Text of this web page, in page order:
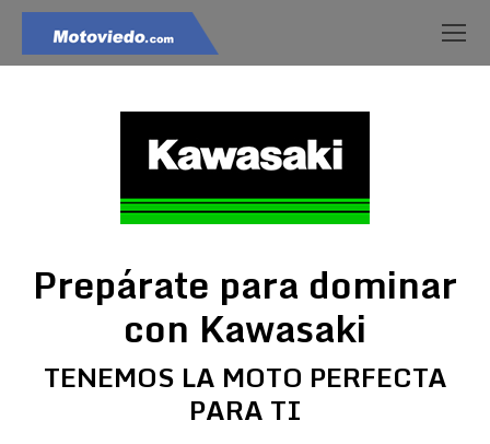
Prepárate para dominar
con Kawasaki
TENEMOS LA MOTO PERFECTA
PARA TI